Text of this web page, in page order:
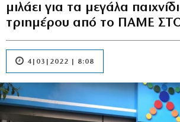
μιλάει για τα μεγάλα
τριημέρου από το ΠΑΜΕ
4|03|2022 | 8:08